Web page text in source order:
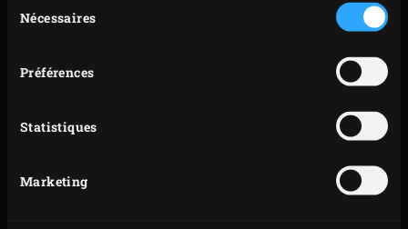
duNécessaires
Préférences
Statistiques
Marketing
fond de la sauteuse. Placez la pâte dans ce moule et
pressez-la avec les doigts pour l’étaler encore un
peu, de manière à ce que le fond et le bord de la
Pour la pâte, tamisez deux fois la farine. Battez les
œufs dans un saladier et ajoutez le sucre cristallisé
tout en fouettant. Incorporez petit à petit le lait puis
la farine pour obtenir une pâte homogène.